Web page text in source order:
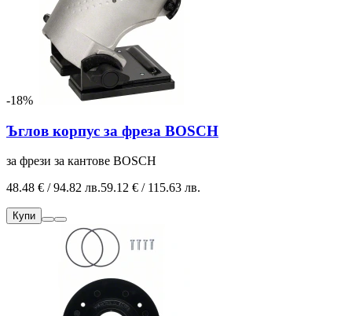
-18%
Ъглов корпус за фреза BOSCH
за фрези за кантове BOSCH
48.48 € / 94.82 лв.59.12 € / 115.63 лв.
Купи